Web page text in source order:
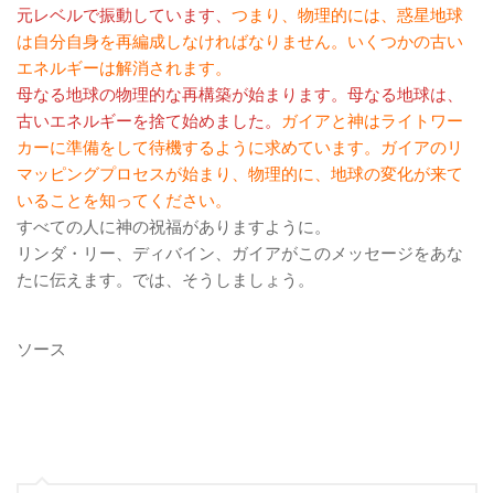
元レベルで振動しています、 つまり、物理的には、惑星地球
は自分自身を再編成しなければなりません。いくつかの古い
エネルギーは解消されます。
母なる地球の物理的な再構築が始まります。母なる地球は、
古いエネルギーを捨て始めました。
ガイアと神はライトワー
カーに準備をして待機するように求めています。ガイアのリ
マッピングプロセスが始まり、物理的に、地球の変化が来て
いることを知ってください。
すべての人に神の祝福がありますように。
リンダ・リー、ディバイン、ガイアがこのメッセージをあな
たに伝えます。では、そうしましょう。
ソース